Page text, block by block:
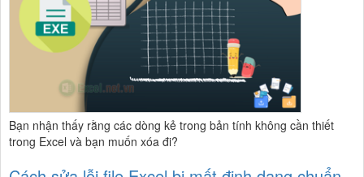
Bạn nhận thấy rằng các dòng kẻ trong bản tính không cần thiết
trong Excel và bạn muốn xóa đi?